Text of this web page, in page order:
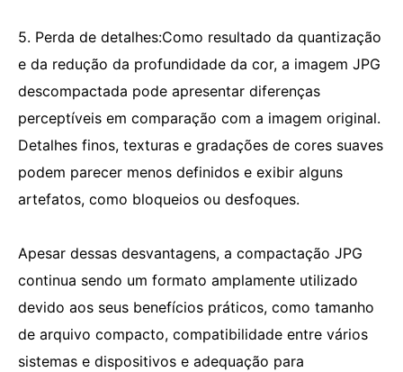
5. Perda de detalhes:Como resultado da quantização
e da redução da profundidade da cor, a imagem JPG
descompactada pode apresentar diferenças
perceptíveis em comparação com a imagem original.
Detalhes finos, texturas e gradações de cores suaves
podem parecer menos definidos e exibir alguns
artefatos, como bloqueios ou desfoques.
Apesar dessas desvantagens, a compactação JPG
continua sendo um formato amplamente utilizado
devido aos seus benefícios práticos, como tamanho
de arquivo compacto, compatibilidade entre vários
sistemas e dispositivos e adequação para